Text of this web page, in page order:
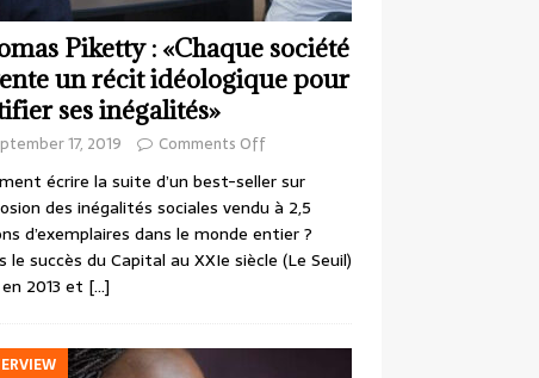
Piketty : «Chaque société
un récit idéologique pour
ses inégalités»
17, 2019 Comments Off
écrire la suite d’un best-seller sur
des inégalités sociales vendu à 2,5
d’exemplaires dans le monde entier ?
le succès du Capital au XXIe siècle (Le Seuil)
2013 et […]